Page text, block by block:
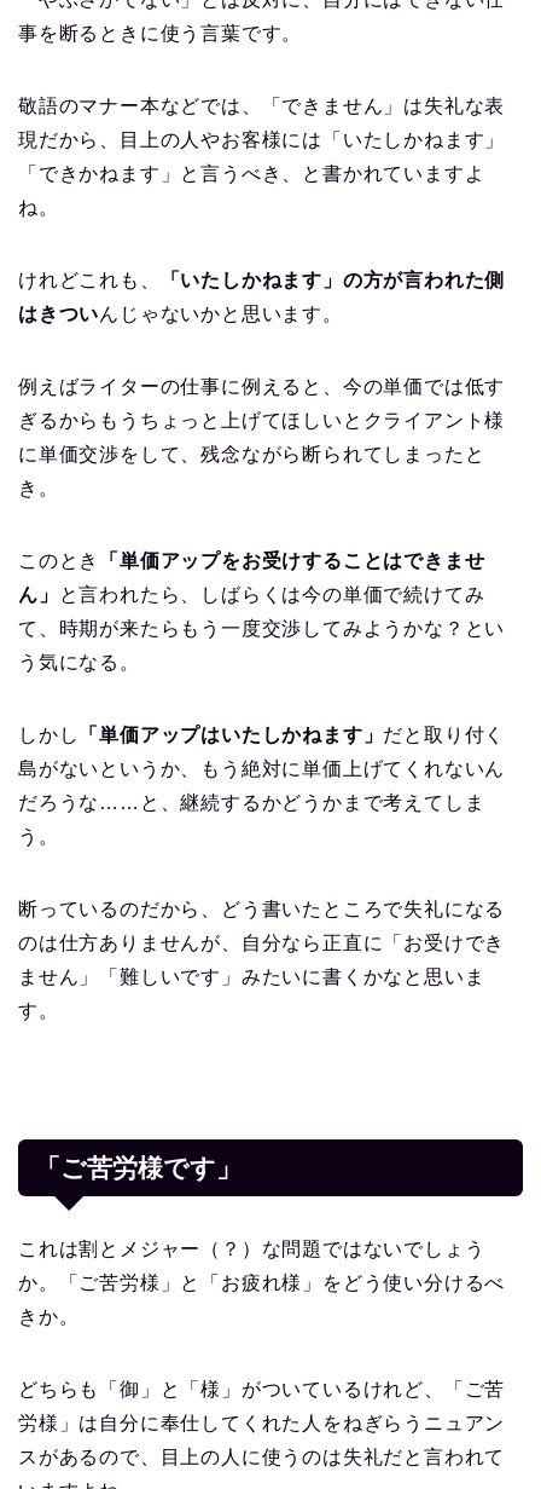
事を断るときに使う言葉です。
敬語のマナー本などでは、「できません」は失礼な表
現だから、目上の人やお客様には「いたしかねます」
「できかねます」と言うべき、と書かれていますよ
ね。
けれどこれも、
「いたしかねます」の方が言われた側
はきついんじゃないかと思います。
例えばライターの仕事に例えると、今の単価では低す
ぎるからもうちょっと上げてほしいとクライアント様
に単価交渉をして、残念ながら断られてしまったと
き。
このとき
「単価アップをお受けすることはできませ
ん」
と言われたら、しばらくは今の単価で続けてみ
て、時期が来たらもう一度交渉してみようかな？とい
う気になる。
しかし 「単価アップはいたしかねます」 だと取り付く
島がないというか、もう絶対に単価上げてくれないん
だろうな……と、継続するかどうかまで考えてしま
う。
断っているのだから、どう書いたところで失礼になる
のは仕方ありませんが、自分なら正直に「お受けでき
ません」「難しいです」みたいに書くかなと思いま
す。
「ご苦労様です」
これは割とメジャー（？）な問題ではないでしょう
か。「ご苦労様」と「お疲れ様」をどう使い分けるべ
きか。
どちらも「御」と「様」がついているけれど、「ご苦
労様」は自分に奉仕してくれた人をねぎらうニュアン
スがあるので、目上の人に使うのは失礼だと言われて